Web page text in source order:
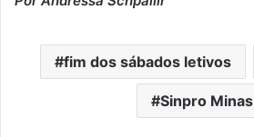
fim dos sábados letivos
Sinpro Minas